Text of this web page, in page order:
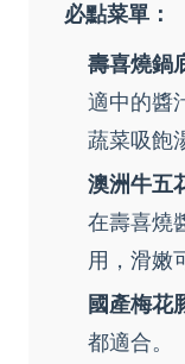
必點菜單：
壽喜燒鍋
適中的醬
蔬菜吸飽
澳洲牛五
在壽喜燒
用，滑嫩
國產梅花
都適合。